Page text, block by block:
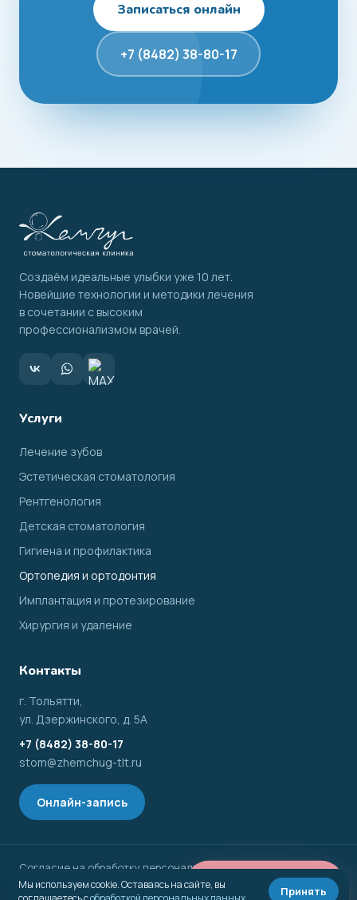
Записаться онлайн
+7 (8482) 38-80-17
Создаём идеальные улыбки уже 10 лет.
Новейшие технологии и методики лечения
в сочетании с высоким
профессионализмом врачей.
Услуги
Лечение зубов
Эстетическая стоматология
Рентгенология
Детская стоматология
Гигиена и профилактика
Ортопедия и ортодонтия
Имплантация и протезирование
Хирургия и удаление
Контакты
г. Тольятти,
ул. Дзержинского, д. 5А
+7 (8482) 38-80-17
stom@zhemchug-tlt.ru
Онлайн-запись
Согласие на обработку персональных данных
© 2026 Стоматологическая клиника «Жемчуг»📅 Онлайн-запись